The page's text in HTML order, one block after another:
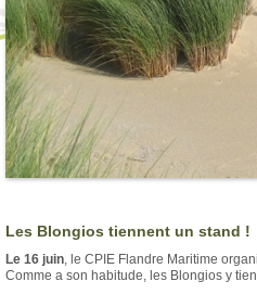
Les Blongios tiennent un stand !
Le 16 juin, le CPIE Flandre Maritime
Comme a son habitude, les Blongios y